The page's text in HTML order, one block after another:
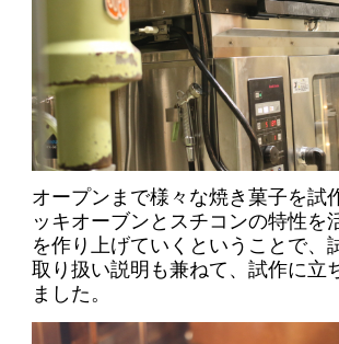
オープンまで様々な焼き菓子を試
ッキオーブンとスチコンの特性を
を作り上げていくということで、
取り扱い説明も兼ねて、試作に立
ました。